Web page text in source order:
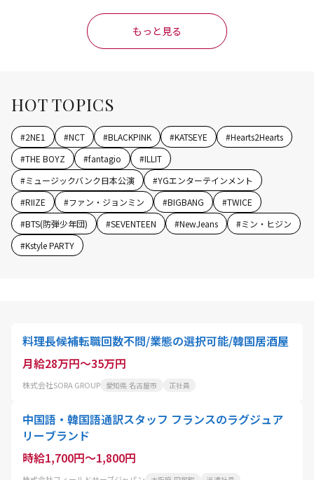
もっと見る
HOT TOPICS
#2NE1 #NCT #BLACKPINK #KATSEYE #Hearts2Hearts
#THE BOYZ #fantagio #ILLIT
#ミュージックバンク日本公演 #YGエンターテインメント
#RIIZE #ファン・ジョンミン #BIGBANG #TWICE
#BTS(防弾少年団) #SEVENTEEN #NewJeans #ミン・ヒジン
#Kstyle PARTY
料理長候補転職回数不問/業態の選択可能/韓国居酒屋
月給28万円～35万円
株式会社SORA GROUP 愛知県 名古屋市 正社員
中国語・韓国語通訳スタッフ フランスのラグジュア
リーブランド
時給1,700円～1,800円